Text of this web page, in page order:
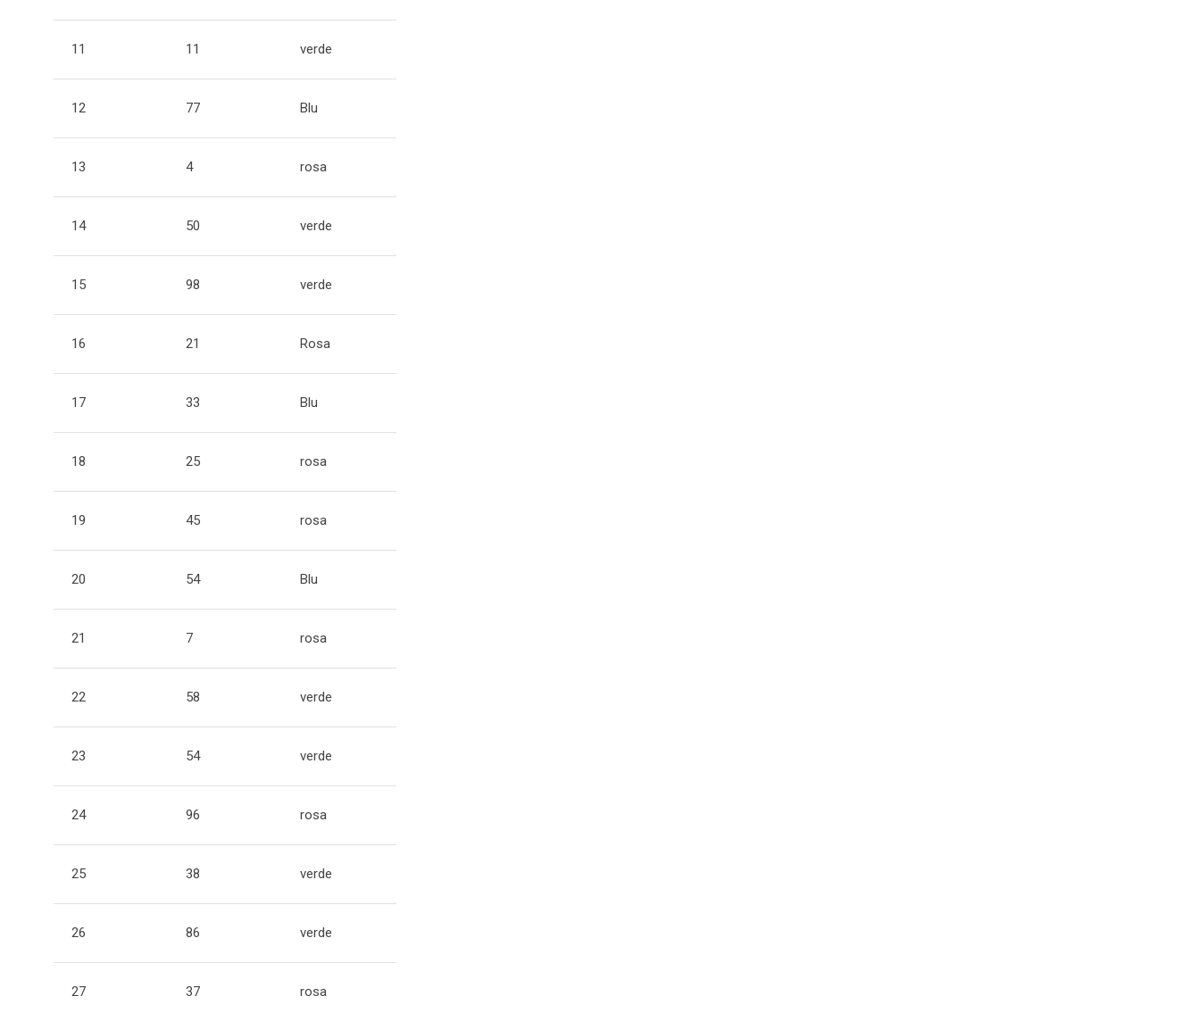
11 11 verde
12 77 Blu
13 4 rosa
14 50 verde
15 98 verde
16 21 Rosa
17 33 Blu
18 25 rosa
19 45 rosa
20 54 Blu
21 7 rosa
22 58 verde
23 54 verde
24 96 rosa
25 38 verde
26 86 verde
27 37 rosa